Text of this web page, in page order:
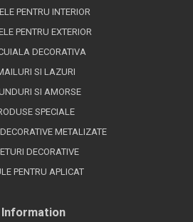
PENTRU INTERIOR
PENTRU EXTERIOR
DECORATIVA
SI LAZURI
SI AMORSE
SPECIALE
METALIZATE
DECORATIVE
PENTRU APLICAT
Information